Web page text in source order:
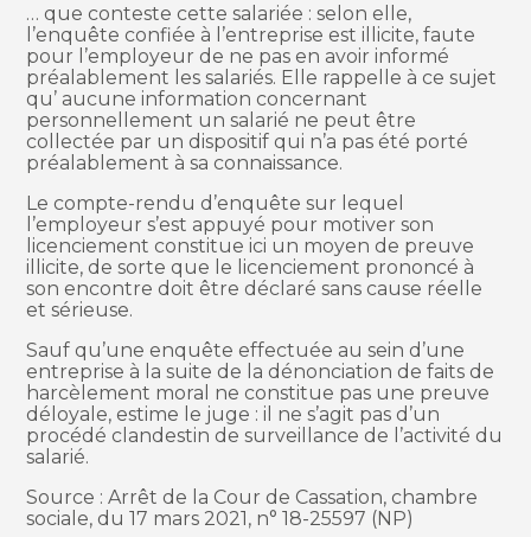
… que conteste cette salariée : selon elle,
l’enquête confiée à l’entreprise est illicite, faute
pour l’employeur de ne pas en avoir informé
préalablement les salariés. Elle rappelle à ce sujet
qu’ aucune information concernant
personnellement un salarié ne peut être
collectée par un dispositif qui n’a pas été porté
préalablement à sa connaissance.
Le compte-rendu d’enquête sur lequel
l’employeur s’est appuyé pour motiver son
licenciement constitue ici un moyen de preuve
illicite, de sorte que le licenciement prononcé à
son encontre doit être déclaré sans cause réelle
et sérieuse.
Sauf qu’une enquête effectuée au sein d’une
entreprise à la suite de la dénonciation de faits de
harcèlement moral ne constitue pas une preuve
déloyale, estime le juge : il ne s’agit pas d’un
procédé clandestin de surveillance de l’activité du
salarié.
Source : Arrêt de la Cour de Cassation, chambre
sociale, du 17 mars 2021, n° 18-25597 (NP)